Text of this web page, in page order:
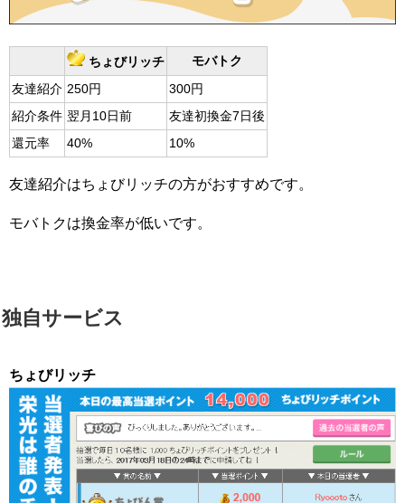
ちょびリッチ モバトク
友達紹介 250円
300円
紹介条件 翌月10日前
友達初換金7日後
還元率
40% 10%
友達紹介はちょびリッチの方がおすすめです。
モバトクは換金率が低いです。
独自サービス
ちょびリッチ